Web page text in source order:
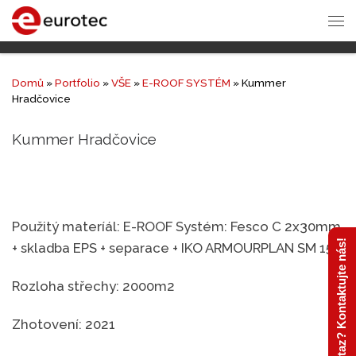
Domů »Portfolio »VŠE »E-ROOF SYSTÉM »Kummer
Hradčovice
Kummer Hradčovice
Použitý materíál: E-ROOF Systém: Fesco C 2x30mm
+ skladba EPS + separace + IKO ARMOURPLAN SM 150
Rozloha střechy: 2000m2
Zhotovení: 2021 Máte dotaz? Kontaktujte nás!